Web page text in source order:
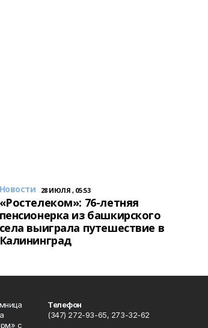
Новости 28 ИЮЛЯ , 05:53
«Ростелеком»: 76-летняя
пенсионерка из башкирского
села выиграла путешествие в
Калининград
с
Телефон
(347) 272-93-65, 273-32-62